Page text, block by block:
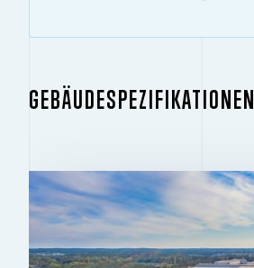
GEBÄUDESPEZIFIKATIONEN